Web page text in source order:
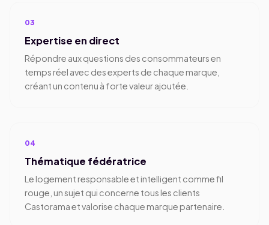
03
Expertise en direct
Répondre aux questions des consommateurs en
temps réel avec des experts de chaque marque,
créant un contenu à forte valeur ajoutée.
04
Thématique fédératrice
Le logement responsable et intelligent comme fil
rouge, un sujet qui concerne tous les clients
Castorama et valorise chaque marque partenaire.